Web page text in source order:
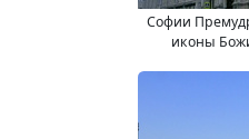
Софии
иконы
"Взыскание